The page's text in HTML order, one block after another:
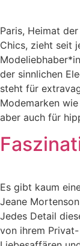
Paris, Heimat
Chics, zieht seit
der sinnlichen
steht für
Modemarken
aber auch für
Es gibt kaum
Jeane
Jedes Detail
von ihrem